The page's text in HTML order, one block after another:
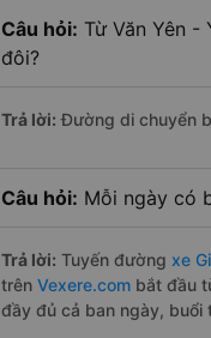
Câu hỏi: Từ Văn Yên -
đôi?
Trả lời: Đường di chuyển
Câu hỏi: Mỗi ngày có
Trả lời: Tuyến đường xe
trên Vexere.com bắt đầu
đầy đủ cả ban ngày, buổi